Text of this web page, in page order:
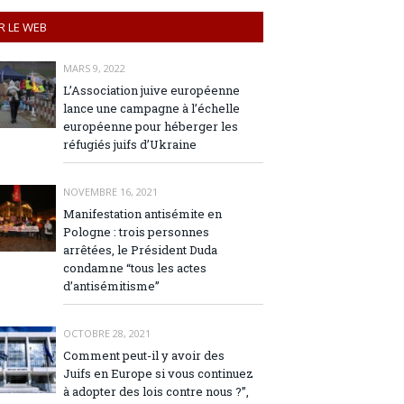
LE WEB
MARS 9, 2022
L’Association juive européenne
lance une campagne à l’échelle
européenne pour héberger les
réfugiés juifs d’Ukraine
NOVEMBRE 16, 2021
Manifestation antisémite en
Pologne : trois personnes
arrêtées, le Président Duda
condamne “tous les actes
d’antisémitisme”
OCTOBRE 28, 2021
Comment peut-il y avoir des
Juifs en Europe si vous continuez
à adopter des lois contre nous ?”,